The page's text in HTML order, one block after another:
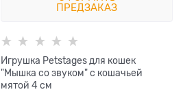
ПРЕДЗАКАЗ
Игрушка Petstages для кошек
"Мышка со звуком" с кошачьей
мятой 4 см